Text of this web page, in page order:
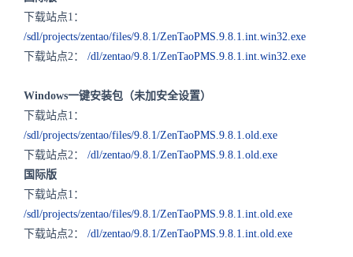
下载站点1：
/sdl/projects/zentao/files/9.8.1/ZenTaoPMS.9.8.1.int.win32.exe
下载站点2： /dl/zentao/9.8.1/ZenTaoPMS.9.8.1.int.win32.exe
Windows一键安装包（未加安全设置）
下载站点1：
/sdl/projects/zentao/files/9.8.1/ZenTaoPMS.9.8.1.old.exe
下载站点2： /dl/zentao/9.8.1/ZenTaoPMS.9.8.1.old.exe
国际版
下载站点1：
/sdl/projects/zentao/files/9.8.1/ZenTaoPMS.9.8.1.int.old.exe
下载站点2： /dl/zentao/9.8.1/ZenTaoPMS.9.8.1.int.old.exe